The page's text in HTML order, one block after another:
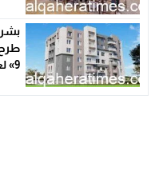
9» لعام 2026 والأماكن والشروط